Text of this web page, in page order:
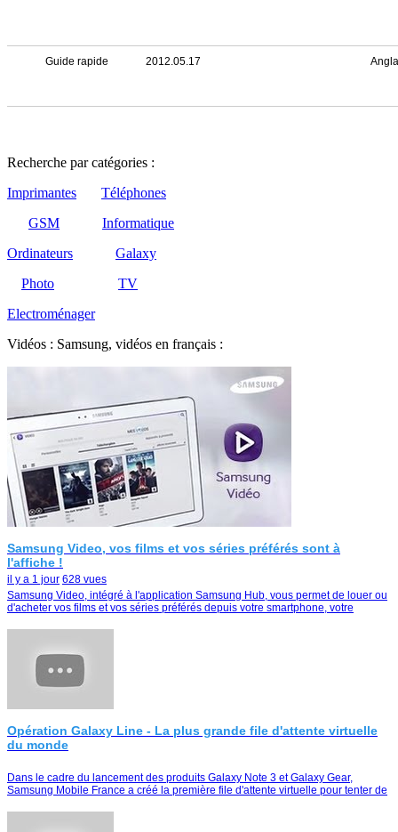
Guide rapide 2012.05.17
Recherche par catégories :
Imprimantes
Téléphones
GSM
Informatique
Ordinateurs
Galaxy
Photo
TV
Electroménager
Vidéos : Samsung, vidéos en français :
Samsung Video, vos films et vos séries préférés sont à
l'affiche !
il y a 1 jour 628 vues
Samsung Video, intégré à l'application Samsung Hub, vous permet de louer ou
d'acheter vos films et vos séries préférés depuis votre smartphone, votre
Opération Galaxy Line - La plus grande file d'attente virtuelle
du monde
Dans le cadre du lancement des produits Galaxy Note 3 et Galaxy Gear,
Samsung Mobile France a créé la première file d'attente virtuelle pour tenter de